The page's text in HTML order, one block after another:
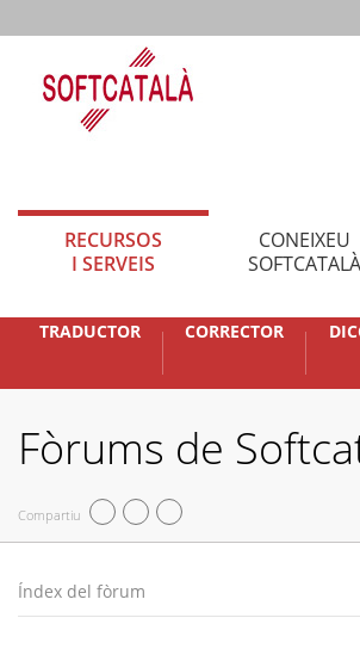
RECURSOS
I SERVEIS
CONEIXEU
SOFTCATALÀ
TRADUCTOR CORRECTOR
Fòrums de
Compartiu
Índex del fòrum